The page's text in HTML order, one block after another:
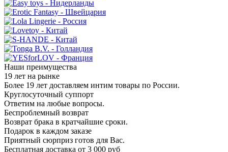
Наши преимущества
19 лет на рынке
Более 19 лет доставляем интим товары по России.
Круглосуточный суппорт
Ответим на любые вопросы.
Беспроблемный возврат
Возврат брака в кратчайшие сроки.
Подарок в каждом заказе
Приятный сюрприз готов для Вас.
Бесплатная доставка от 3 000 руб